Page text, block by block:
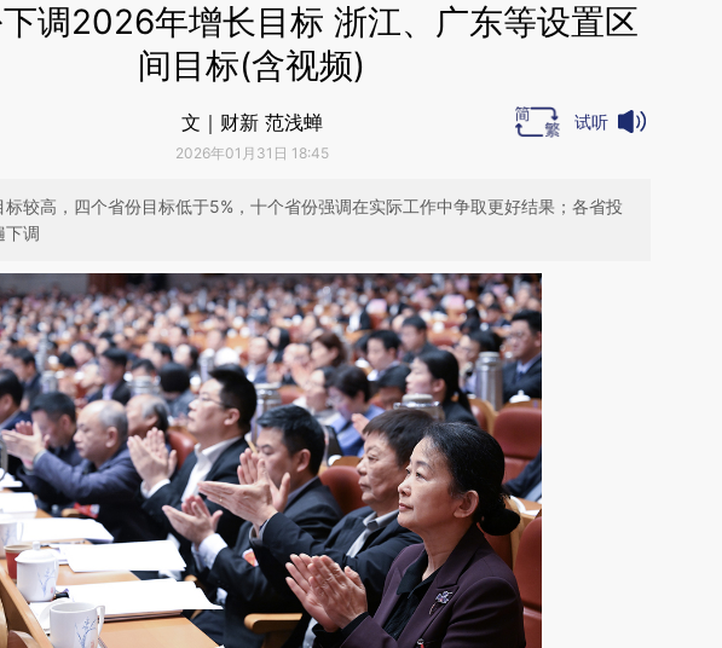
调2026年增长目标 浙江、广东等设置区
间目标(含视频)
文｜财新 范浅蝉
2026年01月31日 18:45
试听
较高，四个省份目标低于5%，十个省份强调在实际工作中争取更好结果；各省投
下调